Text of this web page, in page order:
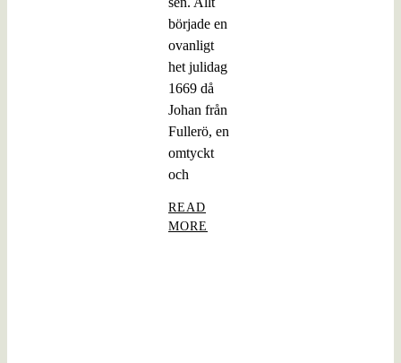
började en
ovanligt
het julidag
1669 då
Johan från
Fullerö, en
omtyckt
och
READ
MORE